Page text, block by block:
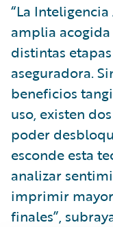
“La
amplia
distintas
aseguradora.
beneficios
uso, existen
poder
esconde esta
analizar
imprimir
finales”,